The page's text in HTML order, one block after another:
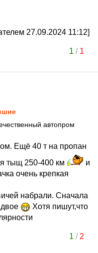
27.09.2024 11:12]
1 / 1
автопром
Ещё 40 т на пропан
тыщ 250-400 км
и
очень крепкая
набрали. Сначала
Хотя пишут,что
1 / 2